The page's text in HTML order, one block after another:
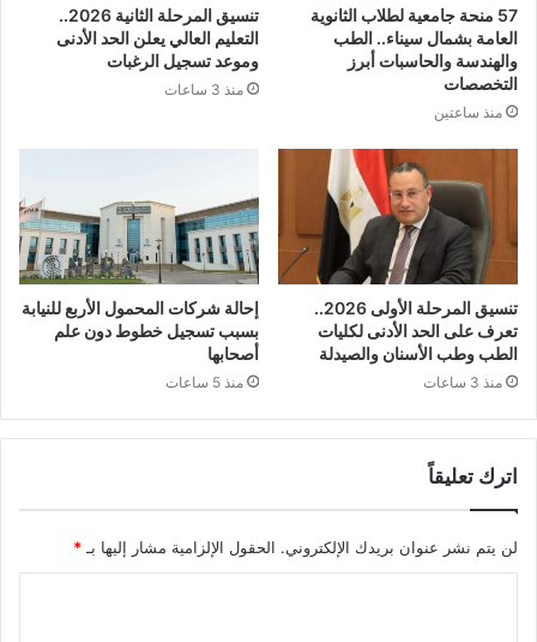
57 منحة جامعية لطلاب الثانوية
العامة بشمال سيناء.. الطب
والهندسة والحاسبات أبرز
التخصصات
منذ ساعتين
تنسيق المرحلة الثانية 2026..
التعليم العالي يعلن الحد الأدنى
وموعد تسجيل الرغبات
منذ 3 ساعات
تنسيق المرحلة الأولى 2026..
تعرف على الحد الأدنى لكليات
الطب وطب الأسنان والصيدلة
منذ 3 ساعات
إحالة شركات المحمول الأربع للنيابة
بسبب تسجيل خطوط دون علم
أصحابها
منذ 5 ساعات
اترك تعليقاً
لن يتم نشر عنوان بريدك الإلكتروني. الحقول الإلزامية مشار إليها بـ *